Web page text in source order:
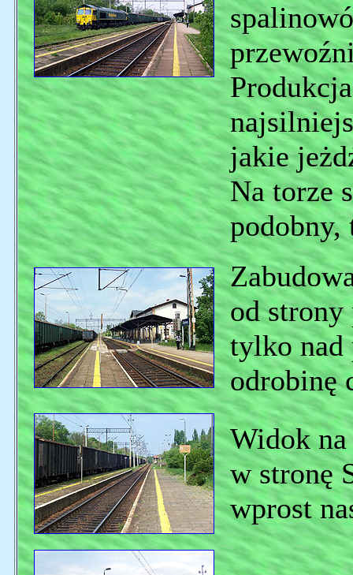
jakie
Na torze
podobny,
od strony
tylko nad
odrobinę
Widok na
w stronę
wprost